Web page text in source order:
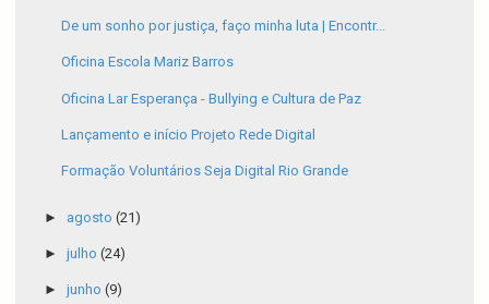
De um sonho por justiça, faço minha luta | Encontr...
Oficina Escola Mariz Barros
Oficina Lar Esperança - Bullying e Cultura de Paz
Lançamento e início Projeto Rede Digital
Formação Voluntários Seja Digital Rio Grande
► agosto (21)
► julho (24)
► junho (9)